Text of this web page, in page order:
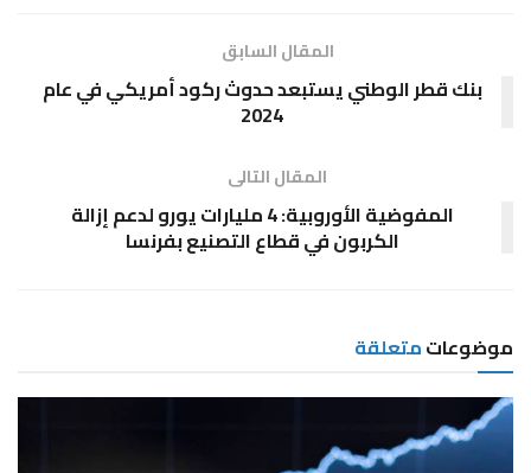
المقال السابق
بنك قطر الوطني يستبعد حدوث ركود أمريكي في عام
2024
المقال التالى
المفوضية الأوروبية: 4 مليارات يورو لدعم إزالة
الكربون في قطاع التصنيع بفرنسا
موضوعاتمتعلقة